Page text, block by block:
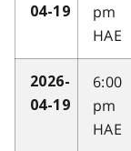
04-19
pm
HAE
2026-
04-19
6:00
pm
HAE